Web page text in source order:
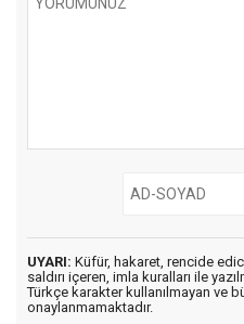
UYARI: Küfür, hakaret, rencide
saldırı içeren, imla kuralları ile
Türkçe karakter kullanılmayan ve
onaylanmamaktadır.